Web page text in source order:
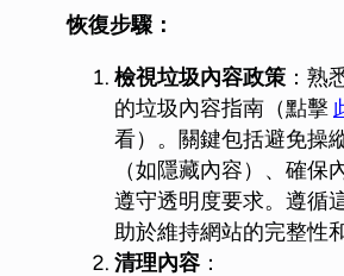
恢復步驟：
檢視垃圾內容政策 ：熟
的垃圾內容指南（點擊
看）。關鍵包括避免操
（如隱藏內容）、確保
遵守透明度要求。遵循
助於維持網站的完整性
清理內容 ：